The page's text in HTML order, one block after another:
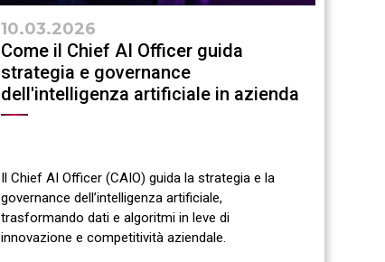
10.03.2026
Come il Chief AI Officer guida
strategia e governance
dell'intelligenza artificiale in azienda
Il Chief AI Officer (CAIO) guida la strategia e la
governance dell’intelligenza artificiale,
trasformando dati e algoritmi in leve di
innovazione e competitività aziendale.